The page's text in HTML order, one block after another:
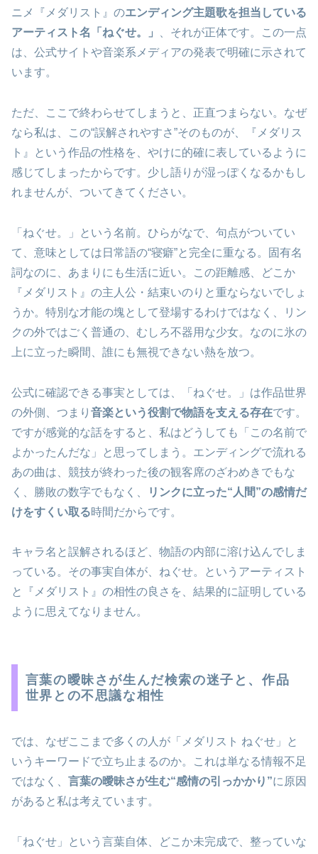
ニメ『メダリスト』のエンディング主題歌を担当している
アーティスト名「ねぐせ。」
、それが正体です。この一点
は、公式サイトや音楽系メディアの発表で明確に示されて
います。
ただ、ここで終わらせてしまうと、正直つまらない。なぜ
なら私は、この“誤解されやすさ”そのものが、『メダリス
ト』という作品の性格を、やけに的確に表しているように
感じてしまったからです。少し語りが湿っぽくなるかもし
れませんが、ついてきてください。
「ねぐせ。」という名前。ひらがなで、句点がついてい
て、意味としては日常語の“寝癖”と完全に重なる。固有名
詞なのに、あまりにも生活に近い。この距離感、どこか
『メダリスト』の主人公・結束いのりと重ならないでしょ
うか。特別な才能の塊として登場するわけではなく、リン
クの外ではごく普通の、むしろ不器用な少女。なのに氷の
上に立った瞬間、誰にも無視できない熱を放つ。
公式に確認できる事実としては、「ねぐせ。」は作品世界
の外側、つまり 音楽という役割で物語を支える存在です。
ですが感覚的な話をすると、私はどうしても「この名前で
よかったんだな」と思ってしまう。エンディングで流れる
あの曲は、競技が終わった後の観客席のざわめきでもな
く、勝敗の数字でもなく、
リンクに立った“人間”の感情だ
けをすくい取る時間だからです。
キャラ名と誤解されるほど、物語の内部に溶け込んでしま
っている。その事実自体が、ねぐせ。というアーティスト
と『メダリスト』の相性の良さを、結果的に証明している
ように思えてなりません。
言葉の曖昧さが生んだ検索の迷子と、作品
世界との不思議な相性
では、なぜここまで多くの人が「メダリスト ねぐせ」と
いうキーワードで立ち止まるのか。これは単なる情報不足
ではなく、 言葉の曖昧さが生む“感情の引っかかり”に原因
があると私は考えています。
「ねぐせ」という言葉自体、どこか未完成で、整っていな